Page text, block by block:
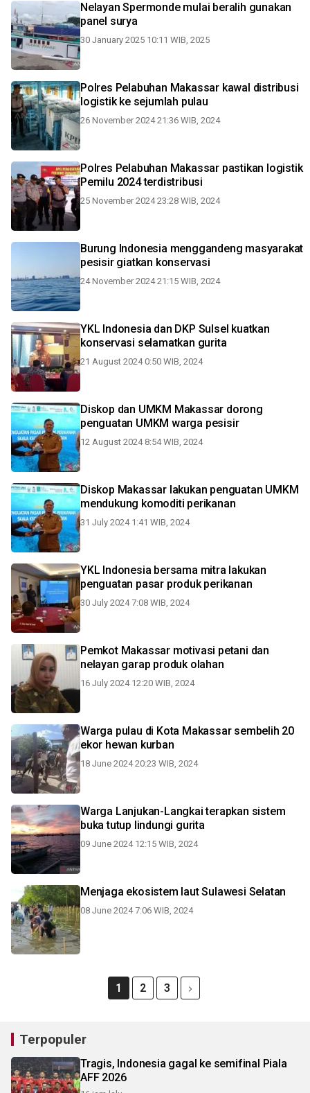
Nelayan Spermonde mulai beralih gunakan
panel surya
30 January 2025 10:11 WIB, 2025
Polres Pelabuhan Makassar kawal distribusi
logistik ke sejumlah pulau
26 November 2024 21:36 WIB, 2024
Polres Pelabuhan Makassar pastikan logistik
Pemilu 2024 terdistribusi
25 November 2024 23:28 WIB, 2024
Burung Indonesia menggandeng masyarakat
pesisir giatkan konservasi
24 November 2024 21:15 WIB, 2024
YKL Indonesia dan DKP Sulsel kuatkan
konservasi selamatkan gurita
21 August 2024 0:50 WIB, 2024
Diskop dan UMKM Makassar dorong
penguatan UMKM warga pesisir
12 August 2024 8:54 WIB, 2024
Diskop Makassar lakukan penguatan UMKM
mendukung komoditi perikanan
31 July 2024 1:41 WIB, 2024
YKL Indonesia bersama mitra lakukan
penguatan pasar produk perikanan
30 July 2024 7:08 WIB, 2024
Pemkot Makassar motivasi petani dan
nelayan garap produk olahan
16 July 2024 12:20 WIB, 2024
Warga pulau di Kota Makassar sembelih 20
ekor hewan kurban
18 June 2024 20:23 WIB, 2024
Warga Lanjukan-Langkai terapkan sistem
buka tutup lindungi gurita
09 June 2024 12:15 WIB, 2024
Menjaga ekosistem laut Sulawesi Selatan
08 June 2024 7:06 WIB, 2024
1 2 3
Terpopuler
Tragis, Indonesia gagal ke semifinal Piala
AFF 2026